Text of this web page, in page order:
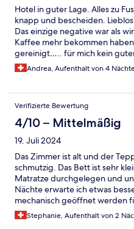
Hotel in guter Lage. Alles zu
knapp und bescheiden.
Das einzige negative war als
Kaffee mehr bekommen
gereinigt….. für mich kein
aber wieder in dieses Hotel
Andrea, Aufenthalt von 4
Verifizierte Bewertung
4/10 – Mittelmäßig
19. Juli 2024
Das Zimmer ist alt und der
schmutzig. Das Bett ist sehr
Matratze durchgelegen und
Nächte erwarte ich etwas
mechanisch geöffnet werden
Nacht, aber der Strassen- und
Frühstück ist ok, aber keine 15
Stephanie, Aufenthalt von 2